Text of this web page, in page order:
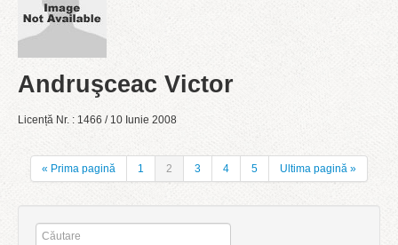
Andruşceac Victor
Licență Nr. : 1466 / 10 Iunie 2008
« Prima pagină 1 2 3 4 5 Ultima pagină »